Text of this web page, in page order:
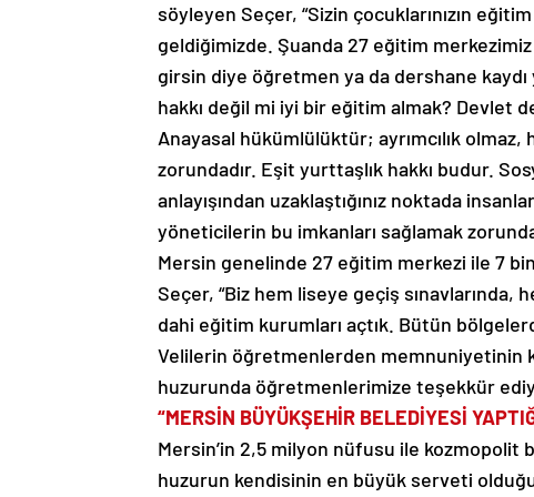
söyleyen Seçer, “Sizin çocuklarınızın
geldiğimizde. Şuanda 27 eğitim
girsin diye öğretmen ya da dershane
hakkı değil mi iyi bir eğitim almak? Devlet
Anayasal hükümlülüktür; ayrımcılık
zorundadır. Eşit yurttaşlık hakkı budur.
anlayışından uzaklaştığınız noktada
yöneticilerin bu imkanları sağlamak
Mersin genelinde 27 eğitim merkezi ile 7
Seçer, “Biz hem liseye geçiş sınavlarında,
dahi eğitim kurumları açtık. Bütün
Velilerin öğretmenlerden memnuniyetinin
huzurunda öğretmenlerimize teşekkür
“MERSİN BÜYÜKŞEHİR BELEDİYESİ
Mersin’in 2,5 milyon nüfusu ile
huzurun kendisinin en büyük serveti